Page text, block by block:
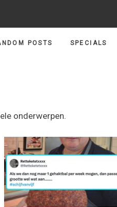
POSTS SPECIALS
onderwerpen.